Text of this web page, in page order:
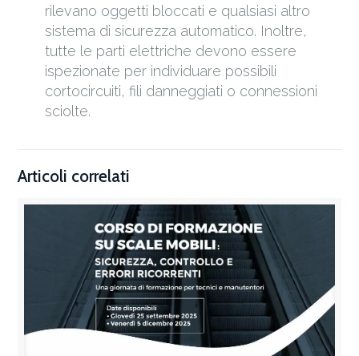
rilevano oggetti bloccati e qualsiasi altro
sistema di sicurezza automatico. Inoltre,
tutte le parti elettriche devono essere
ispezionate per individuare possibili
cortocircuiti, fili danneggiati o connessioni
sciolte.
Articoli correlati